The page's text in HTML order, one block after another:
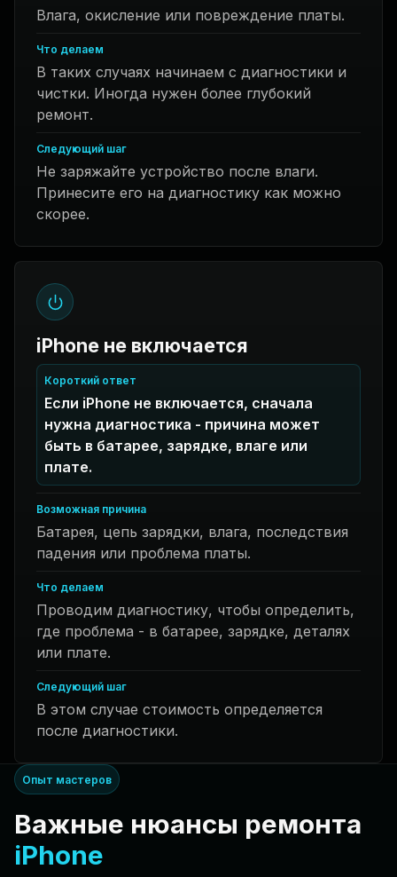
Влага, окисление или повреждение платы.
Что делаем
В таких случаях начинаем с диагностики и
чистки. Иногда нужен более глубокий
ремонт.
Следующий шаг
Не заряжайте устройство после влаги.
Принесите его на диагностику как можно
скорее.
iPhone не включается
Короткий ответ
Если iPhone не включается, сначала
нужна диагностика - причина может
быть в батарее, зарядке, влаге или
плате.
Возможная причина
Батарея, цепь зарядки, влага, последствия
падения или проблема платы.
Что делаем
Проводим диагностику, чтобы определить,
где проблема - в батарее, зарядке, деталях
или плате.
Следующий шаг
В этом случае стоимость определяется
после диагностики.
Опыт мастеров
Важные нюансы ремонта
iPhone